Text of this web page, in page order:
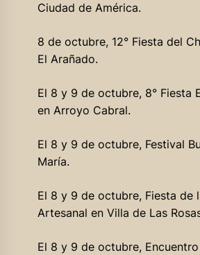
Ciudad de América.
8 de octubre, 12° Fiesta del
El Arañado.
El 8 y 9 de octubre, 8° Fiesta
en Arroyo Cabral.
El 8 y 9 de octubre, Festival
María.
El 8 y 9 de octubre, Fiesta de
Artesanal en Villa de Las
El 8 y 9 de octubre,